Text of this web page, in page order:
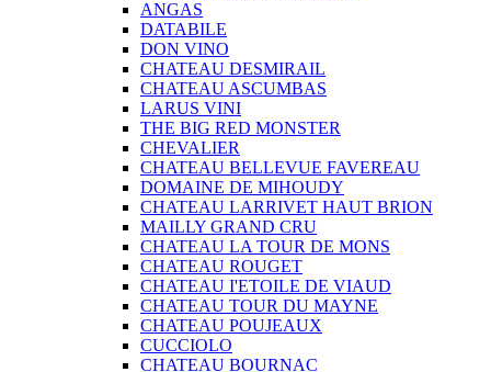
ANGAS
DATABILE
DON VINO
CHATEAU DESMIRAIL
CHATEAU ASCUMBAS
LARUS VINI
THE BIG RED MONSTER
CHEVALIER
CHATEAU BELLEVUE FAVEREAU
DOMAINE DE MIHOUDY
CHATEAU LARRIVET HAUT BRION
MAILLY GRAND CRU
CHATEAU LA TOUR DE MONS
CHATEAU ROUGET
CHATEAU I'ETOILE DE VIAUD
CHATEAU TOUR DU MAYNE
CHATEAU POUJEAUX
CUCCIOLO
CHATEAU BOURNAC